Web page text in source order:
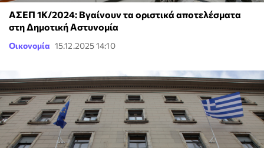
ΑΣΕΠ 1Κ/2024: Βγαίνουν τα οριστικά αποτελέσματα
στη Δημοτική Αστυνομία
Οικονομία 15.12.2025 14:10